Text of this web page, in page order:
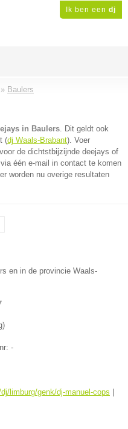
Ik ben een dj
» Baulers
in Baulers. Dit geldt ook
(dj Waals-Brabant). Voer
de dichtstbijzijnde deejays of
één e-mail in contact te komen
worden nu overige resultaten
en in de provincie Waals-
)
-
limburg/genk/dj-manuel-cops